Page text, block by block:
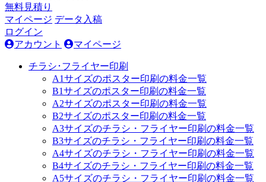
無料見積り
マイページ データ入稿
ログイン
アカウント
マイページ
チラシ･フライヤー印刷
A1サイズのポスター印刷の料金一覧
B1サイズのポスター印刷の料金一覧
A2サイズのポスター印刷の料金一覧
B2サイズのポスター印刷の料金一覧
A3サイズのチラシ・フライヤー印刷の料金一覧
B3サイズのチラシ・フライヤー印刷の料金一覧
A4サイズのチラシ・フライヤー印刷の料金一覧
B4サイズのチラシ・フライヤー印刷の料金一覧
A5サイズのチラシ・フライヤー印刷の料金一覧